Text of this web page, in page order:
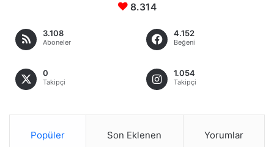
8.314
3.108
Aboneler
4.152
Beğeni
0
Takipçi
1.054
Takipçi
Popüler Son Eklenen Yorumlar